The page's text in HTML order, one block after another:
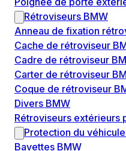
Rétroviseurs BMW
Anneau de fixation
Cache de rétroviseur
Cadre de rétroviseur
Carter de rétroviseur
Coque de rétroviseur
Divers BMW
Rétroviseurs extérieurs
Protection du
Bavettes BMW